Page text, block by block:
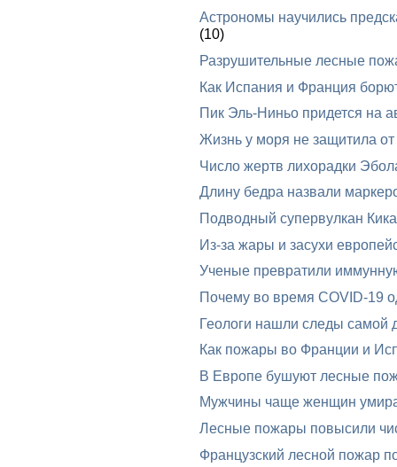
Астрономы научились
(10)
Разрушительные лесные
Как Испания и Франция
Пик Эль-Ниньо придется на
Жизнь у моря не защитила
Число жертв лихорадки
Длину бедра назвали
Подводный супервулкан
Из-за жары и засухи
Ученые превратили
Почему во время COVID-19
Геологи нашли следы самой
Как пожары во Франции и
В Европе бушуют лесные
Мужчины чаще женщин
Лесные пожары повысили
Французский лесной пожар